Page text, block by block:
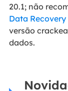
20.1; não
Data Recovery
versão
dados.